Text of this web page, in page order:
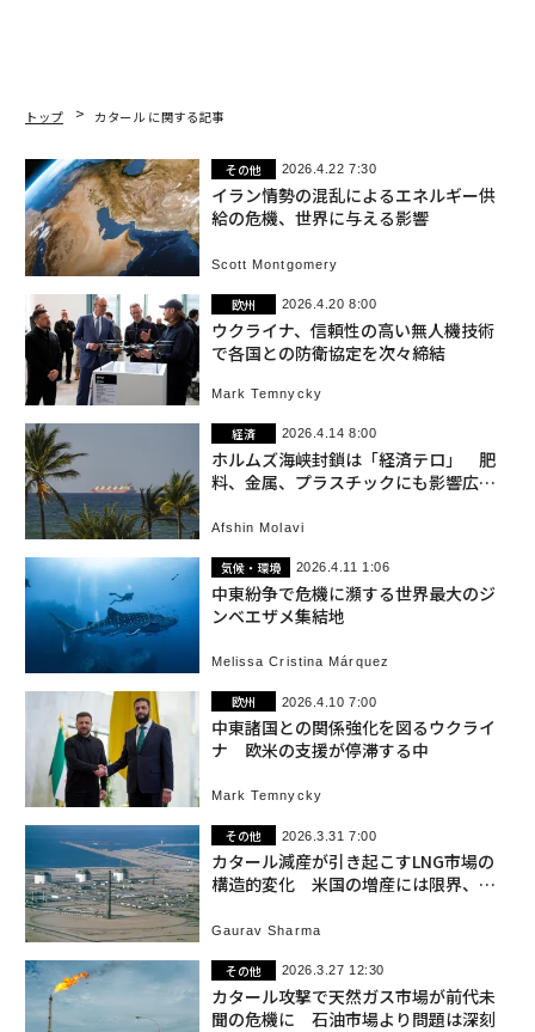
トップ カタール に関する記事
その他 2026.4.22 7:30
イラン情勢の混乱によるエネルギー供
給の危機、世界に与える影響
Scott Montgomery
欧州 2026.4.20 8:00
ウクライナ、信頼性の高い無人機技術
で各国との防衛協定を次々締結
Mark Temnycky
経済 2026.4.14 8:00
ホルムズ海峡封鎖は「経済テロ」 肥
料、金属、プラスチックにも影響広が
Afshin Molavi
気候・環境 2026.4.11 1:06
中東紛争で危機に瀕する世界最大のジ
ンベエザメ集結地
Melissa Cristina Márquez
欧州 2026.4.10 7:00
中東諸国との関係強化を図るウクライ
ナ 欧米の支援が停滞する中
Mark Temnycky
その他 2026.3.31 7:00
カタール減産が引き起こすLNG市場の
構造的変化 米国の増産には限界、
Gaurav Sharma
その他 2026.3.27 12:30
カタール攻撃で天然ガス市場が前代未
聞の危機に 石油市場より問題は深刻